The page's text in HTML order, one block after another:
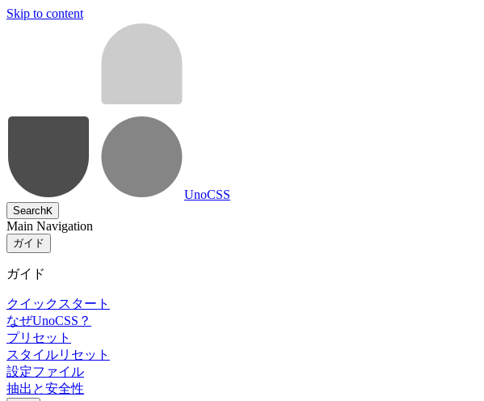
Skip to content
UnoCSS
SearchK
Main Navigation
ガイド
ガイド
クイックスタート
なぜUnoCSS？
プリセット
スタイルリセット
設定ファイル
抽出と安全性